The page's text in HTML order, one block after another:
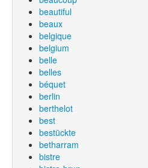
beautiful
beaux
belgique
belgium
belle
belles
béquet
berlin
berthelot
best
bestückte
betharram
bistre